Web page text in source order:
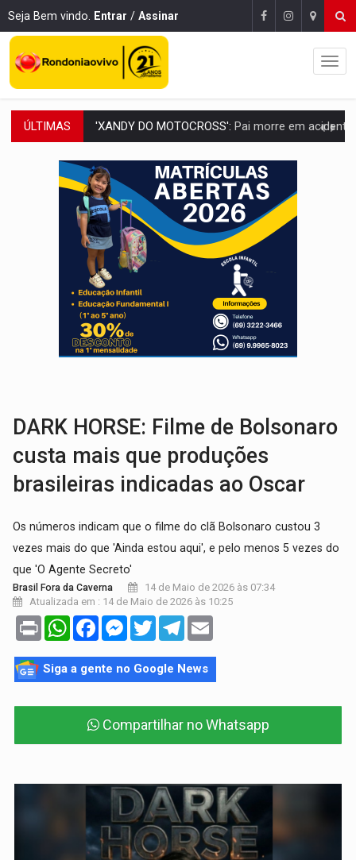
Seja Bem vindo. Entrar / Assinar
ÚLTIMAS PESO DO VOTO:Cinco maiores colégios eleitorais concentram 53,7% dos
COLUNA SEMANAL:Largada foi dada e candidatos ao Governo de RO partem
SOB SUSPEITA: Entrega de 286 máquinas em Rondônia coincide com
ARTIGO:Reter até 50% no distrato imobiliário é legal, mas não pode
DO HOSPITAL AO CAMPO:Veja as mais de 200 ações de Marcos
EXPANSÃO: Grupo Nova Era amplia presença em PVH e transforma Aramix
ROTA GLOBAL: PCC amplia presença internacional e transforma Brasil em
CONEXÃO RONDONIAOVIVO:Museólogo Antônio Ocampo conduz a história de
DARK HORSE: Filme de Bolsonaro
custa mais que produções
brasileiras indicadas ao Oscar
Os números indicam que o filme do clã Bolsonaro custou 3
vezes mais do que 'Ainda estou aqui', e pelo menos 5 vezes do
que 'O Agente Secreto'
Brasil Fora da Caverna
14 de Maio de 2026 às 07:34
Atualizada em : 14 de Maio de 2026 às 10:25
Print WhatsAppFacebookMessenger
TwitterTelegram
Siga a gente no Google News
Compartilhar no Whatsapp